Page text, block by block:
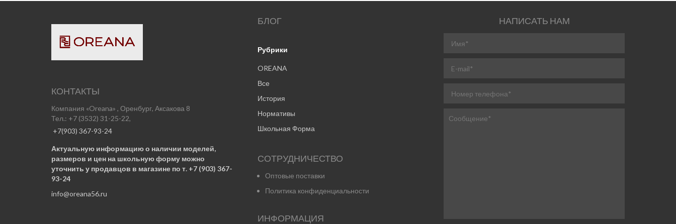
КОНТАКТЫ
Компания «Oreana» , Оренбург, Аксакова 8
Тел.: +7 (3532) 31-25-22,
+7(903) 367-93-24
Актуальную информацию о наличии моделей,
размеров и цен на школьную форму можно
уточнить у продавцов в магазине по т. +7 (903) 367-
93-24
info@oreana56.ru
БЛОГ
Рубрики
OREANA
Все
История
Нормативы
Школьная Форма
СОТРУДНИЧЕСТВО
Оптовые поставки
Политика конфиденциальности
ИНФОРМАЦИЯ
НАПИСАТЬ НАМ